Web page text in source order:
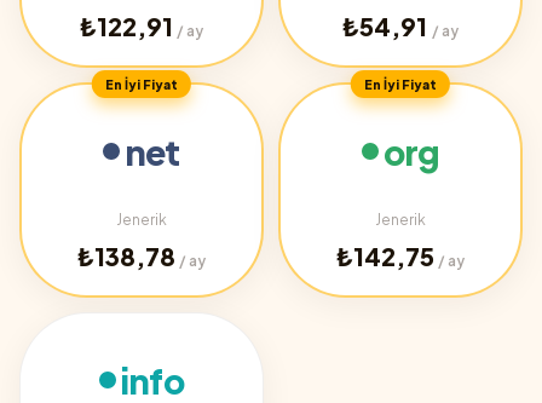
₺122,91 / ay ₺54,91 / ay
En İyi Fiyat
net
Jenerik
₺138,78 / ay
En İyi Fiyat
org
Jenerik
₺142,75 / ay
info